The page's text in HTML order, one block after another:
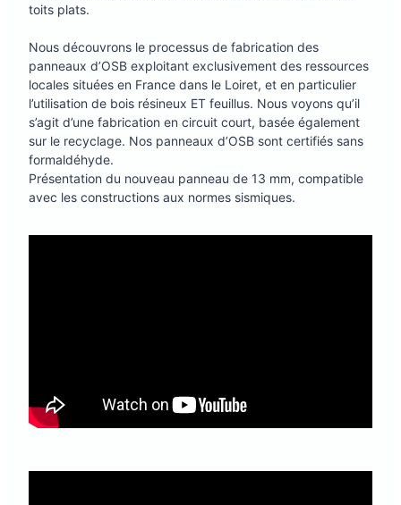
toits plats.
Nous découvrons le processus de fabrication des
panneaux d’OSB exploitant exclusivement des ressources
locales situées en France dans le Loiret, et en particulier
l’utilisation de bois résineux ET feuillus. Nous voyons qu’il
s’agit d’une fabrication en circuit court, basée également
sur le recyclage. Nos panneaux d’OSB sont certifiés sans
formaldéhyde.
Présentation du nouveau panneau de 13 mm, compatible
avec les constructions aux normes sismiques.